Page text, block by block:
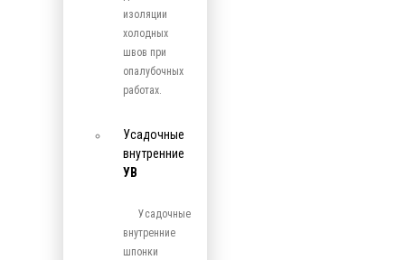
изоляции
холодных
швов при
опалубочных
работах.
Усадочные
внутренние
УВ
Усадочные
внутренние
шпонки